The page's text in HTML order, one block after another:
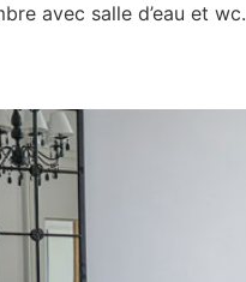
avec salle d’eau et wc.